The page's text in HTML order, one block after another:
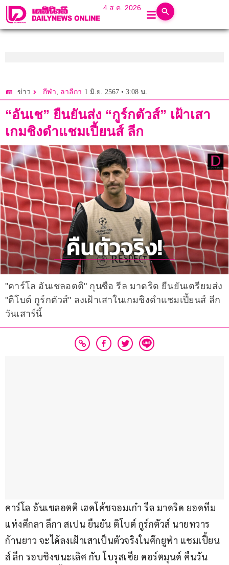
4 ส.ค. 2026
ข่าว กีฬา, ลาลีกา 1 มิ.ย. 2567 • 3:08 น.
“อันเช” ยืนยันส่ง “กูร์กตัวส์” เฝ้าเสา
เกมชิงดำแชมเปี้ยนส์ ลีก
"คาร์โล อันเชลอตติ" กุนซือ รีล มาดริด ยืนยันเตรียมส่ง
"ติโบต์ กูร์กตัวส์" ลงเฝ้าเสาในเกมชิงดำแชมเปี้ยนส์ ลีก
วันเสาร์นี้
คาร์โล อันเชลอตติ เฮดโค้ชจอมเก๋า รีล มาดริด ยอดทีม
แห่งศึกลา ลีกา สเปน ยืนยัน ติโบต์ กูร์กตัวส์ นายทวาร
ก้านยาว จะได้ลงเฝ้าเสาเป็นตัวจริงในศึกยูฟ่า แชมเปี้ยน
ส์ ลีก รอบชิงชนะเลิศ กับ โบรุสเซีย ดอร์ตมุนด์ คืนวัน